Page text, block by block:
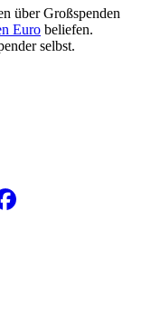
über Großspenden
Euro beliefen.
selbst.